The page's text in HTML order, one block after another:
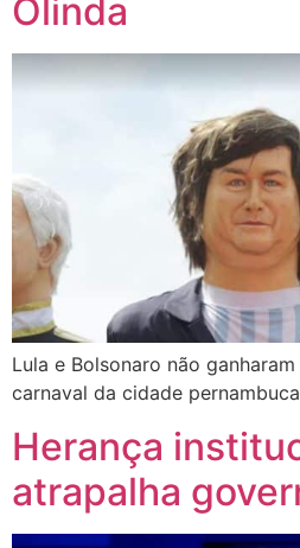
Olinda
Lula e Bolsonaro não
carnaval da cidade
Herança
atrapalha